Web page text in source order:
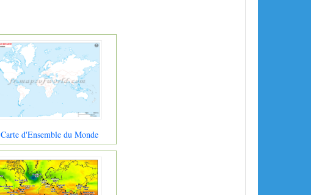
Carte d'Ensemble du Monde